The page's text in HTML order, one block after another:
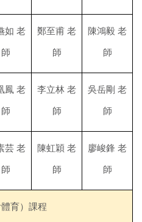
如 老
師
鄭至甫 老
師
陳鴻毅 老
師
鳳 老
師
李立林 老
師
吳岳剛 老
師
芸 老
師
陳虹穎 老
師
廖峻鋒 老
師
育）課程